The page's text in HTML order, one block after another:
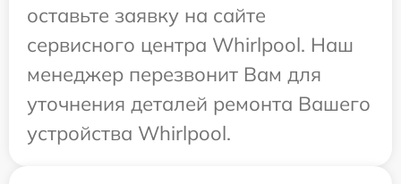
оставьте заявку на сайте
сервисного центра Whirlpool. Наш
менеджер перезвонит Вам для
уточнения деталей ремонта Вашего
устройства Whirlpool.